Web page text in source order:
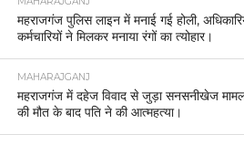
महराजगंज पुलिस लाइन में मनाई गई होली,
कर्मचारियों ने मिलकर मनाया रंगों का त्योहार।
MAHARAJGANJ
महराजगंज में दहेज विवाद से जुड़ा सनसनीखेज
की मौत के बाद पति ने की आत्महत्या।